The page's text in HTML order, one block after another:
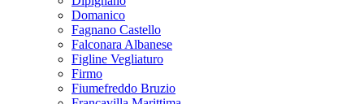
Domanico
Fagnano Castello
Falconara Albanese
Figline Vegliaturo
Firmo
Fiumefreddo Bruzio